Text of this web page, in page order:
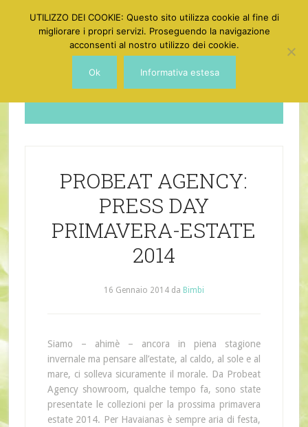
Dotgirl
PROBEAT AGENCY:
PRESS DAY
PRIMAVERA-ESTATE
2014
16 Gennaio 2014da Bimbi
Siamo – ahimè – ancora in piena stagione
invernale ma pensare all’estate, al caldo, al sole e al
mare, ci solleva sicuramente il morale. Da Probeat
Agency showroom, qualche tempo fa, sono state
presentate le collezioni per la prossima primavera
estate 2014. Per Havaianas è sempre aria di festa,
UTILIZZO DEI COOKIE: Questo sito utilizza cookie al fine di
migliorare i propri servizi. Proseguendo la navigazione
acconsenti al nostro utilizzo dei cookie.
Ok Informativa estesa